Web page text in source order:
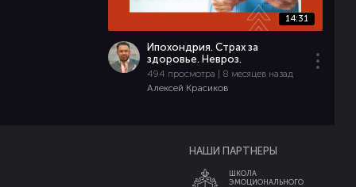
14:31
Ипохондрия. Страх за
здоровье. Невроз.
494 просмотра | 8 месяцев назад
Алексей Красиков
НАШИ ПАРТНЕРЫ
ШКОЛА
ЭМОЦИОНАЛЬНОГО